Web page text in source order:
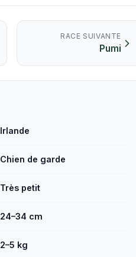
RACE SUIVANTE
Pumi
Irlande
Chien de garde
Très petit
24–34 cm
2–5 kg